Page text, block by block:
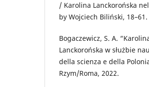
/ Karolina Lanckorońska
by Wojciech Biliński,
Bogaczewicz, S. A.
Lanckorońska w służbie
della scienza e della
Rzym/Roma, 2022.